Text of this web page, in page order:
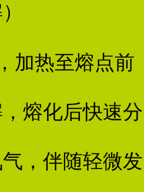
加热至熔点前
熔化后快速分
，伴随轻微发